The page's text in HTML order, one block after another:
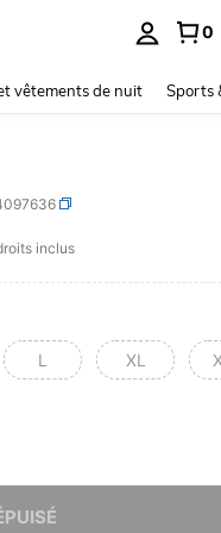
0
vêtements de nuit Sports
inclus
L XL